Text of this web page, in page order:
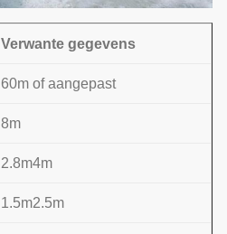
Verwante gegevens
60m of aangepast
8m
2.8m4m
1.5m2.5m